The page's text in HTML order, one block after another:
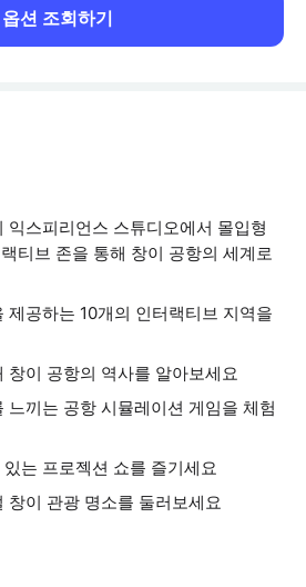
옵션 조회하기
익스피리언스 스튜디오에서 몰입형
티브 존을 통해 창이 공항의 세계로
제공하는 10개의 인터랙티브 지역을
창이 공항의 역사를 알아보세요
느끼는 공항 시뮬레이션 게임을 체험
는 프로젝션 쇼를 즐기세요
창이 관광 명소를 둘러보세요